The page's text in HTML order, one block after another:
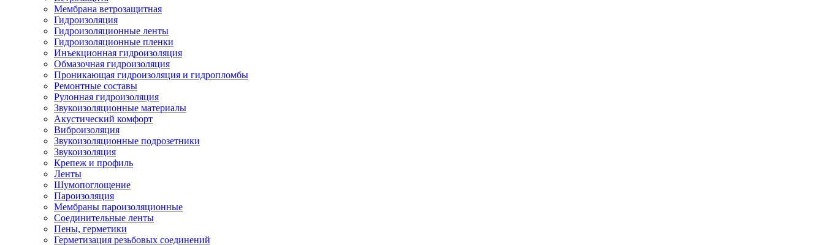
Мембрана ветрозащитная
Гидроизоляция
Гидроизоляционные ленты
Гидроизоляционные пленки
Инъекционная гидроизоляция
Обмазочная гидроизоляция
Проникающая гидроизоляция и гидропломбы
Ремонтные составы
Рулонная гидроизоляция
Звукоизоляционные материалы
Акустический комфорт
Виброизоляция
Звукоизоляционные подрозетники
Звукоизоляция
Крепеж и профиль
Ленты
Шумопоглощение
Пароизоляция
Мембраны пароизоляционные
Соединительные ленты
Пены, герметики
Герметизация резьбовых соединений